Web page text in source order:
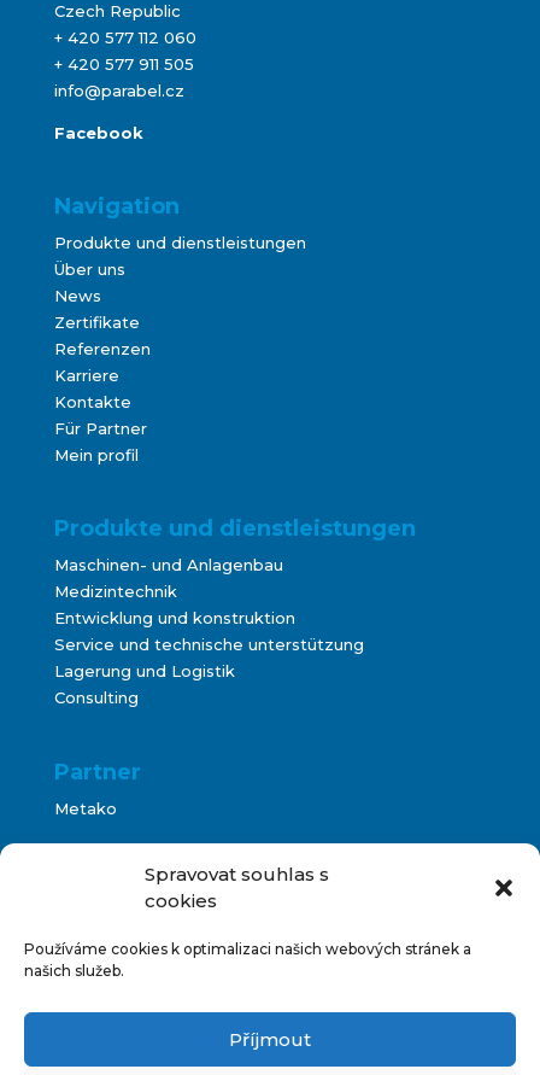
Spravovat souhlas s
cookies
Používáme cookies k optimalizaci našich webových stránek a
našich služeb.
Příjmout
Czech Republic
+ 420 577 112 060
+ 420 577 911 505
info@parabel.cz
Facebook
Navigation
Produkte und dienstleistungen
Über uns
News
Zertifikate
Referenzen
Karriere
Kontakte
Für Partner
Mein profil
Produkte und dienstleistungen
Maschinen- und Anlagenbau
Medizintechnik
Entwicklung und konstruktion
Service und technische unterstützung
Lagerung und Logistik
Consulting
Partner
Metako
Terms and Conditions
Impressum